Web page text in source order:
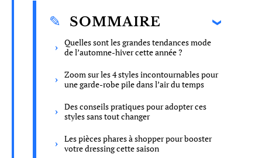
SOMMAIRE
Quelles sont les grandes tendances mode
de l’automne-hiver cette année ?
Zoom sur les 4 styles incontournables pour
une garde-robe pile dans l’air du temps
Des conseils pratiques pour adopter ces
styles sans tout changer
Les pièces phares à shopper pour booster
votre dressing cette saison